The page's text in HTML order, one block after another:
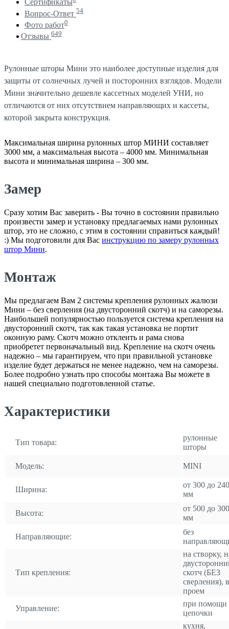
Сертификаты
Вопрос-Ответ 54
Фото работ0
Отзывы 649
Рулонные шторы Мини это наиболее доступные изделия для
защиты от солнечных лучей и посторонних взглядов. Модели
Мини значительно дешевле кассетных моделей УНИ, но
отличаются от них отсутствием направляющих и кассеты,
которой закрыта конструкция.
Максимальная ширина рулонных штор МИНИ составляет
3000 мм, а максимальная высота – 4000 мм. Минимальная
высота и минимальная ширина – 300 мм.
Замер
Сразу хотим Вас заверить - Вы точно в состоянии правильно
произвести замер и установку предлагаемых нами рулонных
штор, это не сложно, с этим в состоянии справиться каждый!
:) Мы подготовили для Вас инструкцию по замеру рулонных
штор Мини.
Монтаж
Мы предлагаем Вам 2 системы крепления рулонных жалюзи
Мини – без сверления (на двусторонний скотч) и на саморезы.
Наибольшей популярностью пользуется система крепления на
двусторонний скотч, так как такая установка не портит
оконную раму. Скотч можно отклеить и рама снова
приобретет первоначальный вид. Крепление на скотч очень
надежно – мы гарантируем, что при правильной установке
изделие будет держаться не менее надежно, чем на саморезы.
Более подробно узнать про способы монтажа Вы можете в
нашей специально подготовленной статье.
Характеристики
Тип товара:
рулонные
шторы
Модель: MINI
Ширина:
от 300 до
мм
Высота:
от 500 до
мм
Направляющие:
без
Тип крепления:
на створку,
скотч (БЕЗ
сверления), в
проем
Управление:
при помощи
цепочки
кухня,